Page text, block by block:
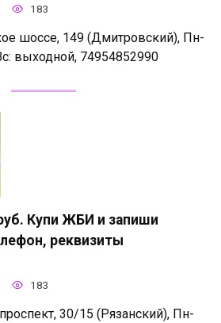
183
шоссе, 149 (Дмитровский), Пн-
выходной, 74954852990
Купи ЖБИ и запиши
реквизиты
183
30/15 (Рязанский), Пн-